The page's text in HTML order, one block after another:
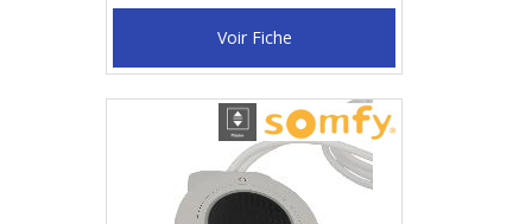
Voir Fiche